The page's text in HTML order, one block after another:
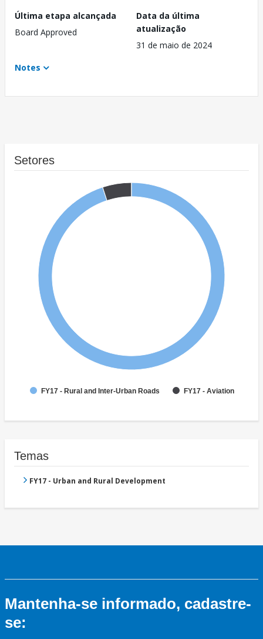
Última etapa alcançada
Board Approved
Data da última
atualização
31 de maio de 2024
Notes
Setores
FY17 - Rural and Inter-Urban Roads FY17 - Aviation
Temas
FY17 - Urban and Rural Development
Mantenha-se informado, cadastre-
se: